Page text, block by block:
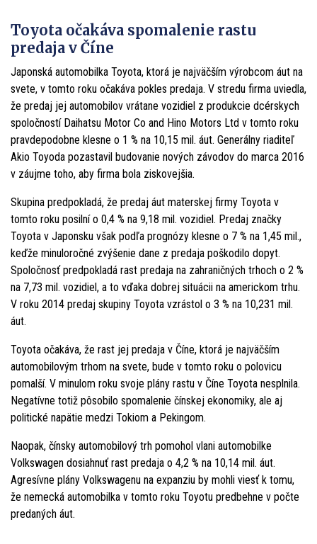
Toyota očakáva spomalenie rastu
predaja v Číne
Japonská automobilka Toyota, ktorá je najväčším výrobcom áut na
svete, v tomto roku očakáva pokles predaja. V stredu firma uviedla,
že predaj jej automobilov vrátane vozidiel z produkcie dcérskych
spoločností Daihatsu Motor Co and Hino Motors Ltd v tomto roku
pravdepodobne klesne o 1 % na 10,15 mil. áut. Generálny riaditeľ
Akio Toyoda pozastavil budovanie nových závodov do marca 2016
v záujme toho, aby firma bola ziskovejšia.
Skupina predpokladá, že predaj áut materskej firmy Toyota v
tomto roku posilní o 0,4 % na 9,18 mil. vozidiel. Predaj značky
Toyota v Japonsku však podľa prognózy klesne o 7 % na 1,45 mil.,
keďže minuloročné zvýšenie dane z predaja poškodilo dopyt.
Spoločnosť predpokladá rast predaja na zahraničných trhoch o 2 %
na 7,73 mil. vozidiel, a to vďaka dobrej situácii na americkom trhu.
V roku 2014 predaj skupiny Toyota vzrástol o 3 % na 10,231 mil.
áut.
Toyota očakáva, že rast jej predaja v Číne, ktorá je najväčším
automobilovým trhom na svete, bude v tomto roku o polovicu
pomalší. V minulom roku svoje plány rastu v Číne Toyota nesplnila.
Negatívne totiž pôsobilo spomalenie čínskej ekonomiky, ale aj
politické napätie medzi Tokiom a Pekingom.
Naopak, čínsky automobilový trh pomohol vlani automobilke
Volkswagen dosiahnuť rast predaja o 4,2 % na 10,14 mil. áut.
Agresívne plány Volkswagenu na expanziu by mohli viesť k tomu,
že nemecká automobilka v tomto roku Toyotu predbehne v počte
predaných áut.